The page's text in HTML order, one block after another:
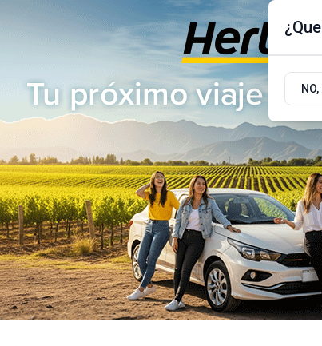
Viernes 7 de Agosto
de 2026
17.9ºc | Buenos Aires, AR
ACTUALIDAD